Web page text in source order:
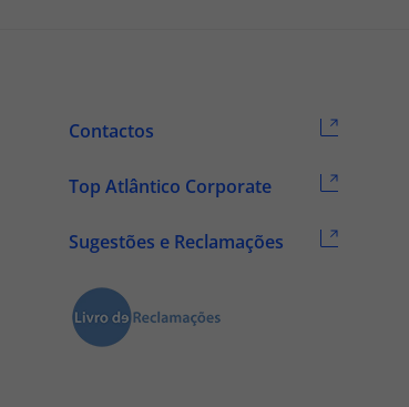
Contactos
Top Atlântico Corporate
Sugestões e Reclamações